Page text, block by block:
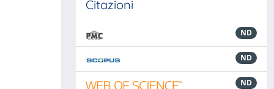
Citazioni
ND
ND
ND